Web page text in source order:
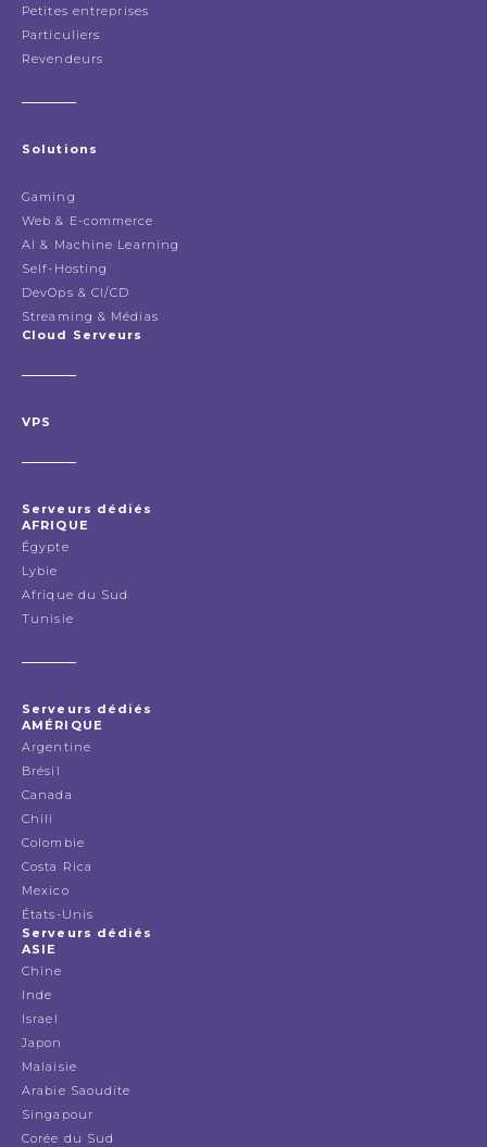
Petites entreprises
Particuliers
Revendeurs
Solutions
Gaming
Web & E-commerce
AI & Machine Learning
Self-Hosting
DevOps & CI/CD
Streaming & Médias
Cloud Serveurs
VPS
Serveurs dédiés
AFRIQUE
Égypte
Lybie
Afrique du Sud
Tunisie
Serveurs dédiés
AMÉRIQUE
Argentine
Brésil
Canada
Chili
Colombie
Costa Rica
Mexico
États-Unis
Serveurs dédiés
ASIE
Chine
Inde
Israel
Japon
Malaisie
Arabie Saoudite
Singapour
Corée du Sud